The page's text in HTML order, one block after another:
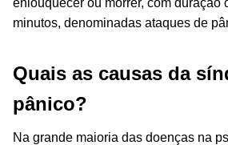
enlouquecer ou morrer, com duração
minutos, denominadas ataques de
Quais as causas da
pânico?
Na grande maioria das doenças na